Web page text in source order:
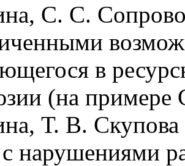
С. С.
в
(на примере
Т. В. Скупова
с нарушениями